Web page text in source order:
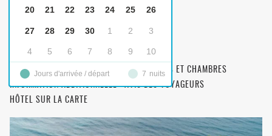
20 21 22 23 24 25 26
27 28 29 30 1 2 3
4 5 6 7 8 9 10
Jours d'arrivée / départ 7 nuits
Alila Villas Uluwatu
5-STAR Luxe
DESCRIPTION
OPTION DE TRANSFERT
FILTRAGE DES OPTIONS DE CHAMBRE
REPAS ET CHAMBRES
INFORMATION ADDITIONNELLE
AVIS DES VOYAGEURS
HÔTEL SUR LA CARTE